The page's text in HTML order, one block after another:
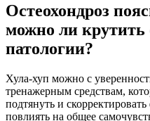
Остеохондроз
можно ли крутить
патологии?
Хула-хуп можно с
тренажерным средствам,
подтянуть и
повлиять на общее